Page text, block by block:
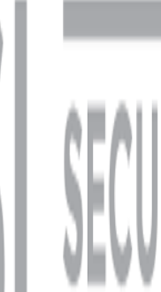
Cumartesi 10:00 - 18:00